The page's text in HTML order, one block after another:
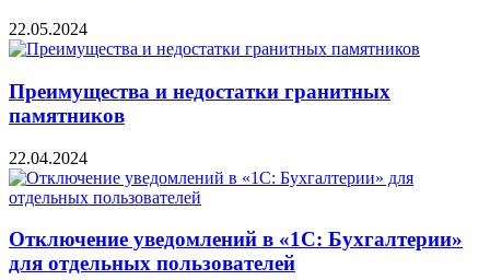
22.05.2024
Преимущества и недостатки гранитных
памятников
22.04.2024
Отключение уведомлений в «1С: Бухгалтерии»
для отдельных пользователей